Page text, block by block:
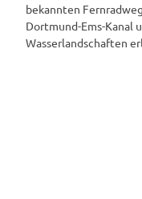
bekannten
Dortmund-Ems-Kanal
Wasserlandschaften